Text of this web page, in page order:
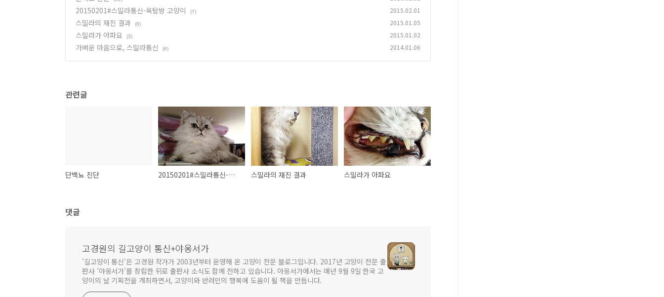
20150201#스밀라통신-옥탑방 고양이 (7) 2015.02.01
스밀라의 재진 결과 (8) 2015.01.05
스밀라가 아파요 (3) 2015.01.02
가벼운 마음으로, 스밀라통신 (6) 2014.01.06
관련글
단백뇨 진단 20150201#스밀라통신-옥탑방 고양이 스밀라의 재진 결과 스밀라가 아파요
댓글
고경원의 길고양이 통신+야옹서가
'길고양이 통신'은 고경원 작가가 2003년부터 운영해 온 고양이 전문 블로그입니다. 2017년 고양이 전문 출
판사 '야옹서가'를 창립한 뒤로 출판사 소식도 함께 전하고 있습니다. 야옹서가에서는 매년 9월 9일 한국 고
양이의 날 기획전을 개최하면서, 고양이와 반려인의 행복에 도움이 될 책을 만듭니다.